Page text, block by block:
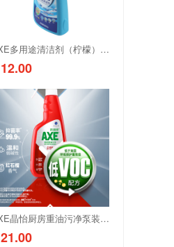
AXE多用途清洁剂（柠檬）500g
12.00
AXE晶怡厨房重油污净泵装（红石榴）500g
21.00